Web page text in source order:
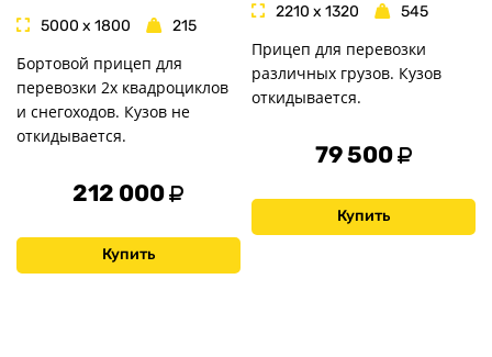
5000 x 1800 215
Бортовой прицеп для
перевозки 2х квадроциклов
и снегоходов. Кузов не
откидывается.
212 000
Купить
2210 x 1320 545
Прицеп для перевозки
различных грузов. Кузов
откидывается.
79 500
Купить